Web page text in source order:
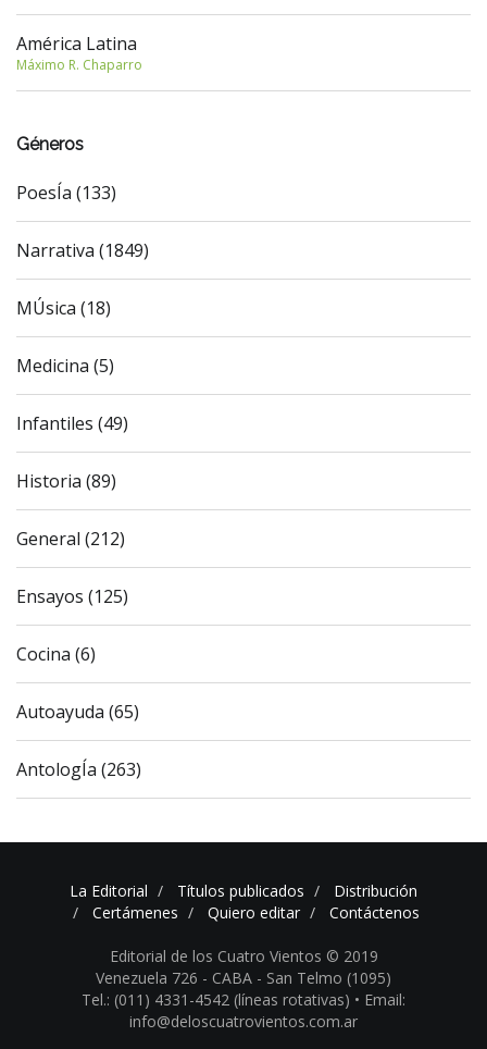
América Latina
Máximo R. Chaparro
Géneros
PoesÍa (133)
Narrativa (1849)
MÚsica (18)
Medicina (5)
Infantiles (49)
Historia (89)
General (212)
Ensayos (125)
Cocina (6)
Autoayuda (65)
AntologÍa (263)
La Editorial Títulos publicados
Distribución
Certámenes
Quiero editar Contáctenos
Editorial de los Cuatro Vientos © 2019
Venezuela 726 - CABA - San Telmo (1095)
Tel.: (011) 4331-4542 (líneas rotativas) • Email:
info@deloscuatrovientos.com.ar